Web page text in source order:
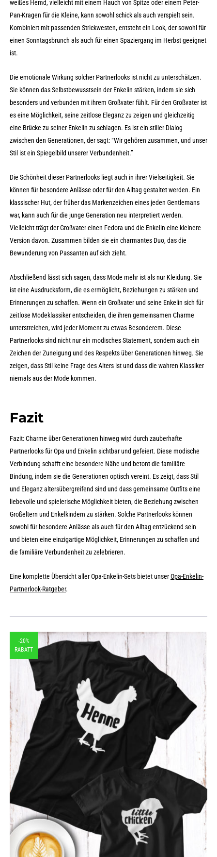
weißes Hemd, vielleicht mit einem Hauch von Spitze oder einem Peter-
Pan-Kragen für die Kleine, kann sowohl schick als auch verspielt sein.
Kombiniert mit passenden Strickwesten, entsteht ein Look, der sowohl für
einen Sonntagsbrunch als auch für einen Spaziergang im Herbst geeignet
ist.
Die emotionale Wirkung solcher Partnerlooks ist nicht zu unterschätzen.
Sie können das Selbstbewusstsein der Enkelin stärken, indem sie sich
besonders und verbunden mit ihrem Großvater fühlt. Für den Großvater ist
es eine Möglichkeit, seine zeitlose Eleganz zu zeigen und gleichzeitig
eine Brücke zu seiner Enkelin zu schlagen. Es ist ein stiller Dialog
zwischen den Generationen, der sagt: “Wir gehören zusammen, und unser
Stil ist ein Spiegelbild unserer Verbundenheit.”
Die Schönheit dieser Partnerlooks liegt auch in ihrer Vielseitigkeit. Sie
können für besondere Anlässe oder für den Alltag gestaltet werden. Ein
klassischer Hut, der früher das Markenzeichen eines jeden Gentlemans
war, kann auch für die junge Generation neu interpretiert werden.
Vielleicht trägt der Großvater einen Fedora und die Enkelin eine kleinere
Version davon. Zusammen bilden sie ein charmantes Duo, das die
Bewunderung von Passanten auf sich zieht.
Abschließend lässt sich sagen, dass Mode mehr ist als nur Kleidung. Sie
ist eine Ausdrucksform, die es ermöglicht, Beziehungen zu stärken und
Erinnerungen zu schaffen. Wenn ein Großvater und seine Enkelin sich für
zeitlose Modeklassiker entscheiden, die ihren gemeinsamen Charme
unterstreichen, wird jeder Moment zu etwas Besonderem. Diese
Partnerlooks sind nicht nur ein modisches Statement, sondern auch ein
Zeichen der Zuneigung und des Respekts über Generationen hinweg. Sie
zeigen, dass Stil keine Frage des Alters ist und dass die wahren Klassiker
niemals aus der Mode kommen.
Fazit
Fazit: Charme über Generationen hinweg wird durch zauberhafte
Partnerlooks für Opa und Enkelin sichtbar und gefeiert. Diese modische
Verbindung schafft eine besondere Nähe und betont die familiäre
Bindung, indem sie die Generationen optisch vereint. Es zeigt, dass Stil
und Eleganz altersübergreifend sind und dass gemeinsame Outfits eine
liebevolle und spielerische Möglichkeit bieten, die Beziehung zwischen
Großeltern und Enkelkindern zu stärken. Solche Partnerlooks können
sowohl für besondere Anlässe als auch für den Alltag entzückend sein
und bieten eine einzigartige Möglichkeit, Erinnerungen zu schaffen und
die familiäre Verbundenheit zu zelebrieren.
Eine komplette Übersicht aller Opa-Enkelin-Sets bietet unserOpa-Enkelin-
Partnerlook-Ratgeber.
-20%
RABATT